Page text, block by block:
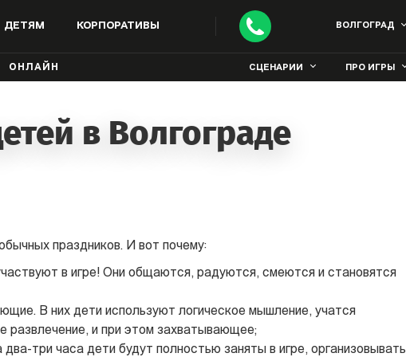
ДЕТЯМ КОРПОРАТИВЫ ВОЛГОГРАД
ОНЛАЙН СЦЕНАРИИ ПРО ИГРЫ
в Волгограде
праздников. И вот почему:
в игре! Они общаются, радуются, смеются и становятся
В них дети используют логическое мышление, учатся
развлечение, и при этом захватывающее;
три часа дети будут полностью заняты в игре, организовывать